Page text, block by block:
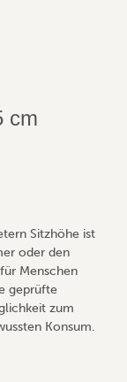
cm
Sitzhöhe ist
oder den
Menschen
geprüfte
zum
Konsum.